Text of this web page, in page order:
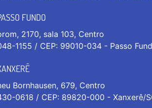
FUNDO
2170, sala 103, Centro
1155 / CEP: 99010-034 - Passo
Bornhausen, 679, Centro
0618 / CEP: 89820-000 - Xanxerê/